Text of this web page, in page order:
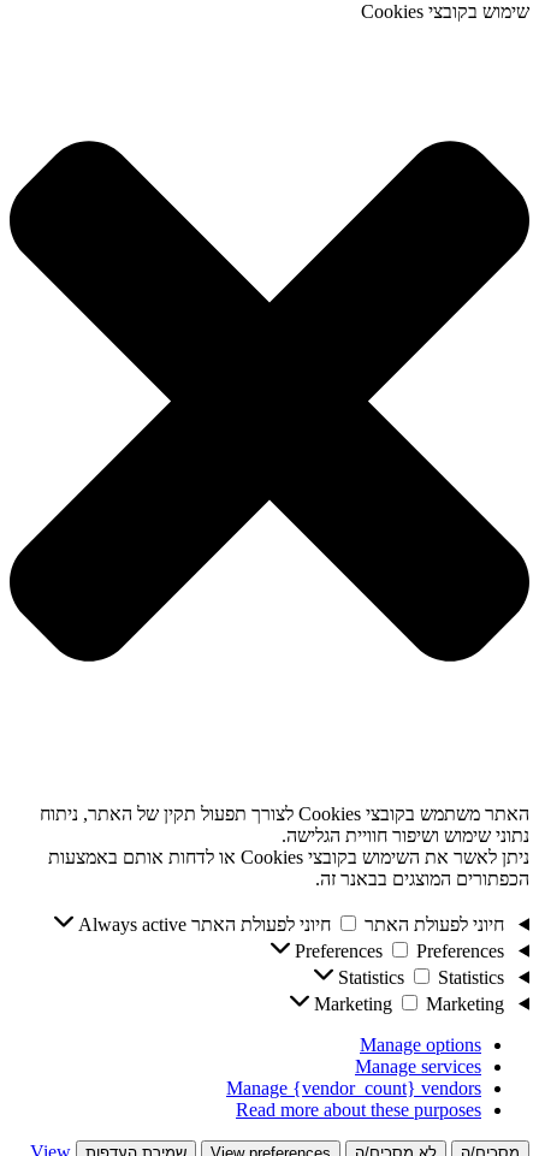
שימוש בקובצי Cookies
האתר משתמש בקובצי Cookies לצורך תפעול תקין של האתר, ניתוח
נתוני שימוש ושיפור חוויית הגלישה.
ניתן לאשר את השימוש בקובצי Cookies או לדחות אותם באמצעות
הכפתורים המוצגים בבאנר זה.
חיוני לפעולת האתר חיוני לפעולת האתר Always active
Preferences
Preferences
Statistics
Statistics
Marketing
Marketing
Manage options
Manage services
Manage {vendor_count} vendors
Read more about these purposes
View